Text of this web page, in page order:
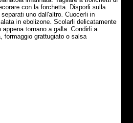
con la forchetta. Disporli sulla
uno dall'altro. Cuocerli in
in ebolizone. Scolarli delicatamente
tornano a galla. Condirli a
formaggio grattugiato o salsa